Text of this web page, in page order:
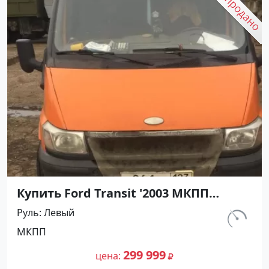
Купить Ford Transit '2003 МКПП
(1600/86 л.с.) Дизель Новокубанск
цвет Оранжевый Фургон по цене
299999 рублей, объявление №20385
на сайте Авторынок23
км.
Руль Левый
МКПП
цена 299 999